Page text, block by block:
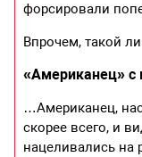
форсировали
Впрочем, такой
«Американец» с
…Американец,
скорее всего, и
нацеливались